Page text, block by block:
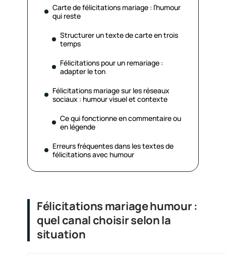
Carte de félicitations mariage : l’humour
qui reste
Structurer un texte de carte en trois
temps
Félicitations pour un remariage :
adapter le ton
Félicitations mariage sur les réseaux
sociaux : humour visuel et contexte
Ce qui fonctionne en commentaire ou
en légende
Erreurs fréquentes dans les textes de
félicitations avec humour
Félicitations mariage humour :
quel canal choisir selon la
situation